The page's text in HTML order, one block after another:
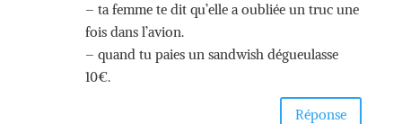
– ta femme te dit qu’elle a oubliée un truc une
fois dans l’avion.
– quand tu paies un sandwish dégueulasse
10€.
Réponse